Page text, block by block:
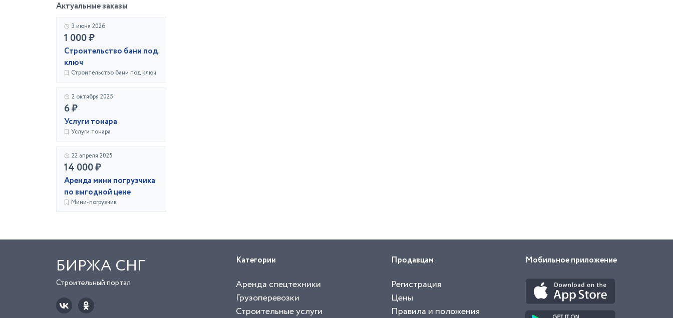
Актуальные заказы
3 июня 2026
1 000 ₽
Строительство бани под
ключ
Строительство бани под ключ
2 октября 2025
6 ₽
Услуги тонара
Услуги тонара
22 апреля 2025
14 000 ₽
Аренда мини погрузчика
по выгодной цене
Мини-погрузчик
БИРЖА СНГ
Строительный портал
Категории
Аренда спецтехники
Грузоперевозки
Строительные услуги
Продавцам
Регистрация
Цены
Правила и положения
Мобильное приложение